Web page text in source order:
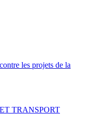
les projets de la
TRANSPORT